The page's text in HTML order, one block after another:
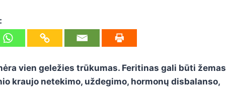
vien geležies trūkumas. Feritinas gali būti žemas
kraujo netekimo, uždegimo, hormonų disbalanso,